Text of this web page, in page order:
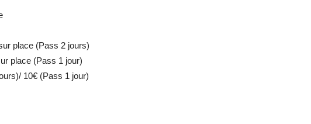
place (Pass 2 jours)
place (Pass 1 jour)
10€ (Pass 1 jour)